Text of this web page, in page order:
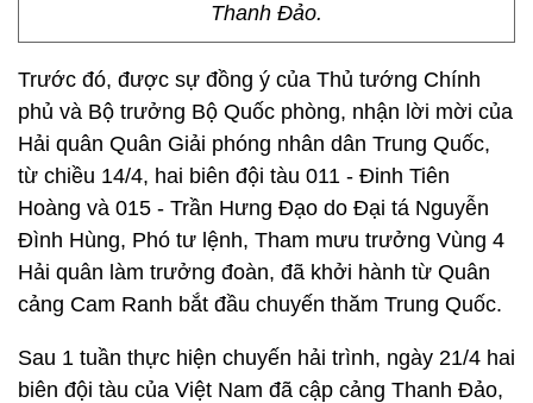
Thanh Đảo.
Trước đó, được sự đồng ý của Thủ tướng Chính
phủ và Bộ trưởng Bộ Quốc phòng, nhận lời mời của
Hải quân Quân Giải phóng nhân dân Trung Quốc,
từ chiều 14/4, hai biên đội tàu 011 - Đinh Tiên
Hoàng và 015 - Trần Hưng Đạo do Đại tá Nguyễn
Đình Hùng, Phó tư lệnh, Tham mưu trưởng Vùng 4
Hải quân làm trưởng đoàn, đã khởi hành từ Quân
cảng Cam Ranh bắt đầu chuyến thăm Trung Quốc.
Sau 1 tuần thực hiện chuyến hải trình, ngày 21/4 hai
biên đội tàu của Việt Nam đã cập cảng Thanh Đảo,